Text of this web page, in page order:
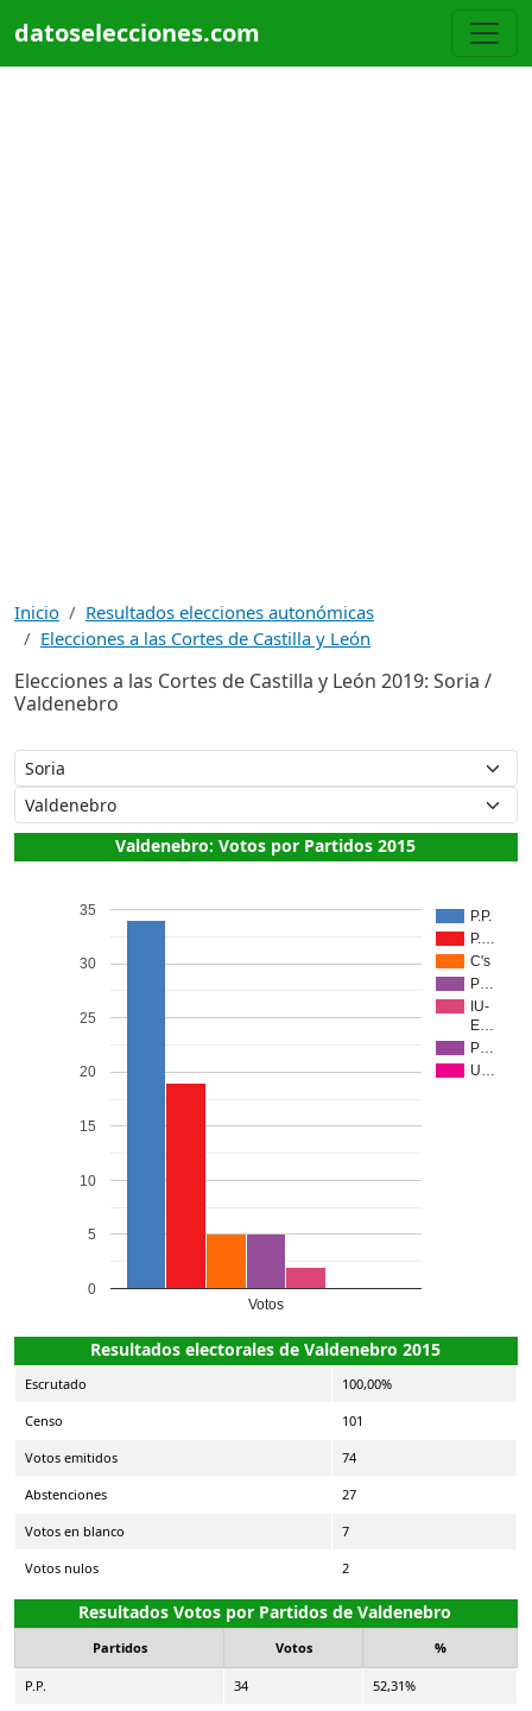
datoselecciones.com
Inicio
Resultados elecciones autonómicas
Elecciones a las Cortes de Castilla y León
Elecciones a las Cortes de Castilla y León 2019: Soria /
Valdenebro
Valdenebro: Votos por Partidos 2015
P.P.
P.…
C's
P…
IU-
E…
P…
U…
Votos
0
5
10
15
20
25
30
35
Resultados electorales de Valdenebro 2015
Escrutado 100,00%
Censo 101
Votos emitidos 74
Abstenciones 27
Votos en blanco 7
Votos nulos 2
Resultados Votos por Partidos de Valdenebro
Partidos Votos %
P.P. 34 52,31%